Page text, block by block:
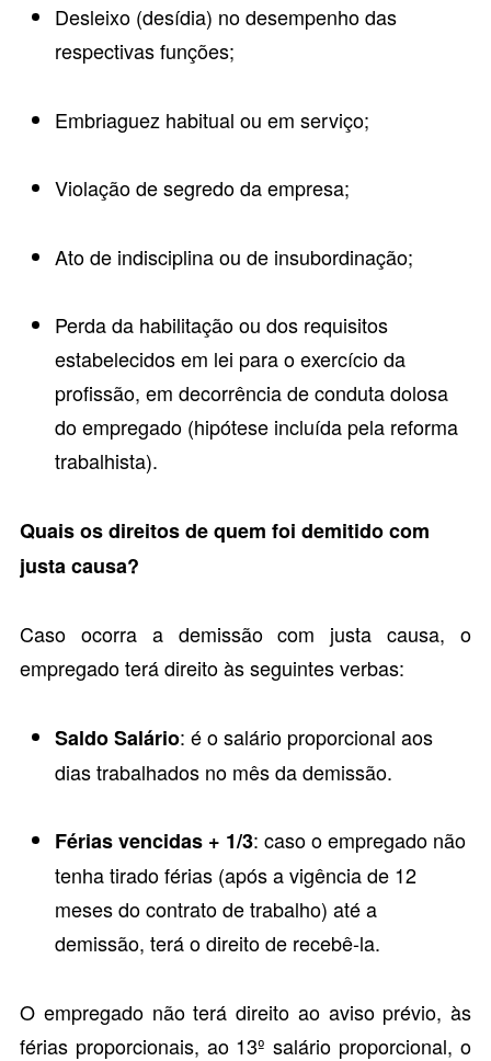
Desleixo (desídia) no desempenho das
respectivas funções;
Embriaguez habitual ou em serviço;
Violação de segredo da empresa;
Ato de indisciplina ou de insubordinação;
Perda da habilitação ou dos requisitos
estabelecidos em lei para o exercício da
profissão, em decorrência de conduta dolosa
do empregado (hipótese incluída pela reforma
trabalhista).
Quais os direitos de quem foi demitido com
justa causa?
Caso ocorra a demissão com justa causa, o
empregado terá direito às seguintes verbas:
Saldo Salário: é o salário proporcional aos
dias trabalhados no mês da demissão.
Férias vencidas + 1/3: caso o empregado não
tenha tirado férias (após a vigência de 12
meses do contrato de trabalho) até a
demissão, terá o direito de recebê-la.
O empregado não terá direito ao aviso prévio, às
férias proporcionais, ao 13º salário proporcional, o